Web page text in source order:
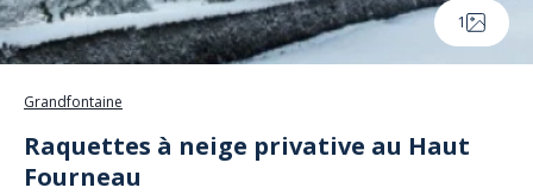
1
Grandfontaine
Raquettes à neige privative au Haut
Fourneau